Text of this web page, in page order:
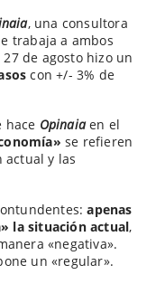
, una consultora
trabaja a ambos
de agosto hizo un
con +/- 3% de
hace Opinaiaen el
se refieren
actual y las
apenas
la situación actual,
«negativa».
un «regular».